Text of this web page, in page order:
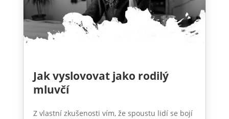
Jak vyslovovat jako rodilý
mluvčí
Z vlastní zkušenosti vím, že spoustu lidí se bojí